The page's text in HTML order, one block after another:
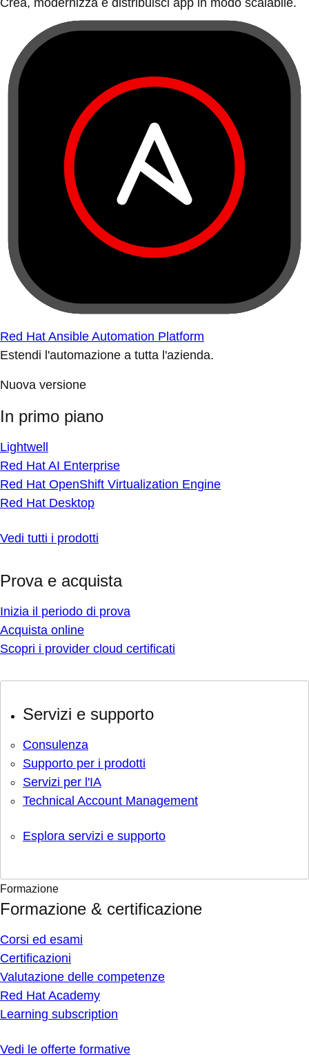
Crea, modernizza e distribuisci app in modo scalabile.
Red Hat Ansible Automation Platform
Estendi l'automazione a tutta l'azienda.
Nuova versione
In primo piano
Lightwell
Red Hat AI Enterprise
Red Hat OpenShift Virtualization Engine
Red Hat Desktop
Vedi tutti i prodotti
Prova e acquista
Inizia il periodo di prova
Acquista online
Scopri i provider cloud certificati
Servizi e supporto
Consulenza
Supporto per i prodotti
Servizi per l'IA
Technical Account Management
Esplora servizi e supporto
Formazione
Formazione & certificazione
Corsi ed esami
Certificazioni
Valutazione delle competenze
Red Hat Academy
Learning subscription
Vedi le offerte formative